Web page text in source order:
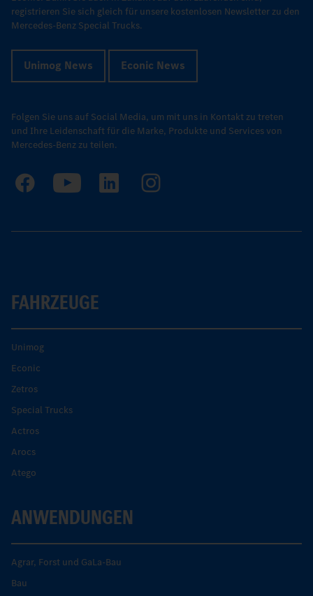
registrieren Sie sich gleich für unsere kostenlosen Newsletter zu den
Mercedes-Benz Special Trucks.
Unimog News Econic News
Folgen Sie uns auf Social Media, um mit uns in Kontakt zu treten
und Ihre Leidenschaft für die Marke, Produkte und Services von
Mercedes-Benz zu teilen.
FAHRZEUGE
Unimog
Econic
Zetros
Special Trucks
Actros
Arocs
Atego
ANWENDUNGEN
Agrar, Forst und GaLa-Bau
Bau